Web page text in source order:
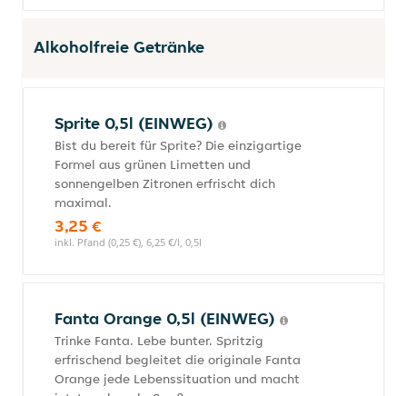
Alkoholfreie Getränke
Sprite 0,5l (EINWEG)
Bist du bereit für Sprite? Die einzigartige
Formel aus grünen Limetten und
sonnengelben Zitronen erfrischt dich
maximal.
3,25 €
inkl. Pfand (0,25 €), 6,25 €/l, 0,5l
Fanta Orange 0,5l (EINWEG)
Trinke Fanta. Lebe bunter. Spritzig
erfrischend begleitet die originale Fanta
Orange jede Lebenssituation und macht